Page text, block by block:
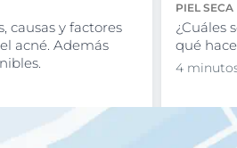
causas y factores
acné. Además
PIEL SECA
¿Cuáles
qué
4